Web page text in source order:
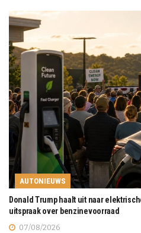
AUTONIEUWS
Donald Trump haalt uit naar
uitspraak over benzinevoorraad
07/08/2026